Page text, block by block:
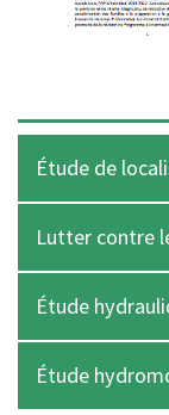
Étude de
Lutter contre
Étude
Étude